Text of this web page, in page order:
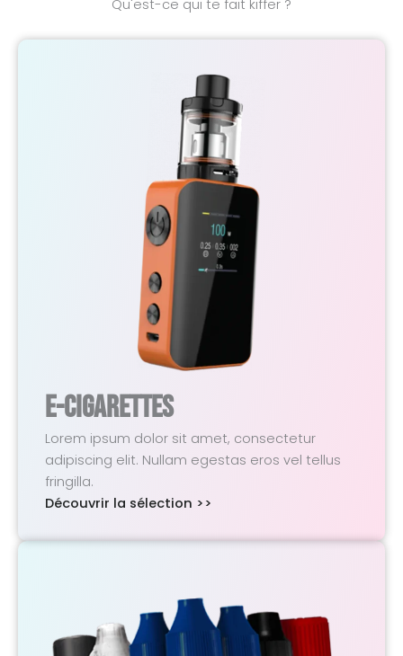
Qu'est-ce qui te fait kiffer ?
E-Cigarettes
Lorem ipsum dolor sit amet, consectetur
adipiscing elit. Nullam egestas eros vel tellus
fringilla.
Découvrir la sélection >>